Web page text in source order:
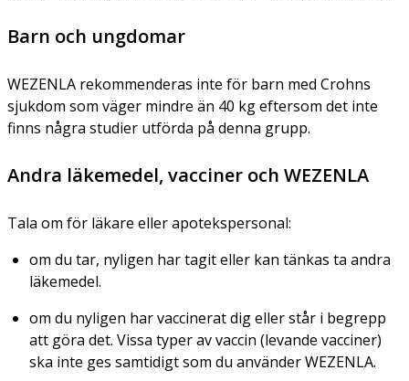
Barn och ungdomar
WEZENLA rekommenderas inte för barn med Crohns
sjukdom som väger mindre än 40 kg eftersom det inte
finns några studier utförda på denna grupp.
Andra läkemedel, vacciner och WEZENLA
Tala om för läkare eller apotekspersonal:
om du tar, nyligen har tagit eller kan tänkas ta andra
läkemedel.
om du nyligen har vaccinerat dig eller står i begrepp
att göra det. Vissa typer av vaccin (levande vacciner)
ska inte ges samtidigt som du använder WEZENLA.